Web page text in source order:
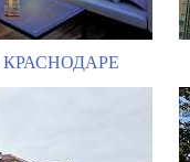
КРАСНОДАРЕ